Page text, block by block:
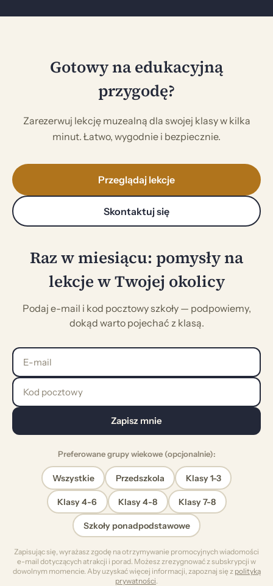
Gotowy na edukacyjną
przygodę?
Zarezerwuj lekcję muzealną dla swojej klasy w kilka
minut. Łatwo, wygodnie i bezpiecznie.
Przeglądaj lekcje
Skontaktuj się
Raz w miesiącu: pomysły na
lekcje w Twojej okolicy
Podaj e-mail i kod pocztowy szkoły — podpowiemy,
dokąd warto pojechać z klasą.
E-mail
Kod pocztowy
Zapisz mnie
Preferowane grupy wiekowe (opcjonalnie):
Wszystkie Przedszkola Klasy 1-3
Klasy 4-6 Klasy 4-8 Klasy 7-8
Szkoły ponadpodstawowe
Zapisując się, wyrażasz zgodę na otrzymywanie promocyjnych wiadomości
e-mail dotyczących atrakcji i porad. Możesz zrezygnować z subskrypcji w
dowolnym momencie. Aby uzyskać więcej informacji, zapoznaj się z polityką
prywatności.